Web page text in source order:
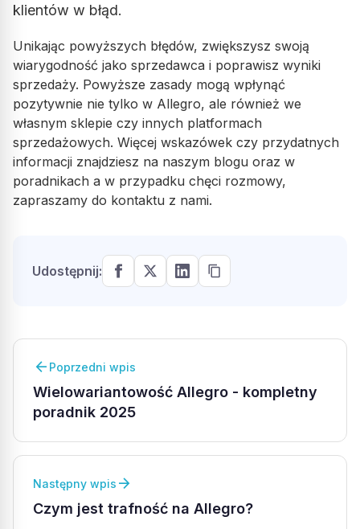
klientów w błąd.
Unikając powyższych błędów, zwiększysz swoją
wiarygodność jako sprzedawca i poprawisz wyniki
sprzedaży. Powyższe zasady mogą wpłynąć
pozytywnie nie tylko w Allegro, ale również we
własnym sklepie czy innych platformach
sprzedażowych. Więcej wskazówek czy przydatnych
informacji znajdziesz na naszym blogu oraz w
poradnikach a w przypadku chęci rozmowy,
zapraszamy do kontaktu z nami.
Udostępnij:
arrow_back Poprzedni wpis
Wielowariantowość Allegro - kompletny
poradnik 2025
Następny wpis arrow_forward
Czym jest trafność na Allegro?